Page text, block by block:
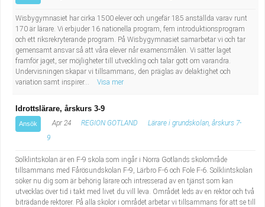
Wisbygymnasiet har cirka 1500 elever och ungefär 185 anställda varav runt
170 är lärare. Vi erbjuder 16 nationella program, fem introduktionsprogram
och ett riksrekryterande program. På Wisbygymnasiet samarbetar vi och tar
gemensamt ansvar så att våra elever når examensmålen. Vi sätter laget
framför jaget, ser möjligheter till utveckling och talar gott om varandra.
Undervisningen skapar vi tillsammans, den präglas av delaktighet och
variation samt inspirer...
Visa mer
Idrottslärare, årskurs 3-9
Ansök Apr 24 REGION GOTLAND
Lärare i grundskolan, årskurs 7-
9
Solklintskolan är en F-9 skola som ingår i Norra Gotlands skolområde
tillsammans med Fårösundskolan F-9, Lärbro F-6 och Fole F-6. Solklintskolan
söker nu dig som är behörig lärare och intresserad av en tjänst som kan
utvecklas över tid i takt med livet du vill leva. Området leds av en rektor och två
biträdande rektorer. På alla skolor i området arbetar vi tillsammans för att se till